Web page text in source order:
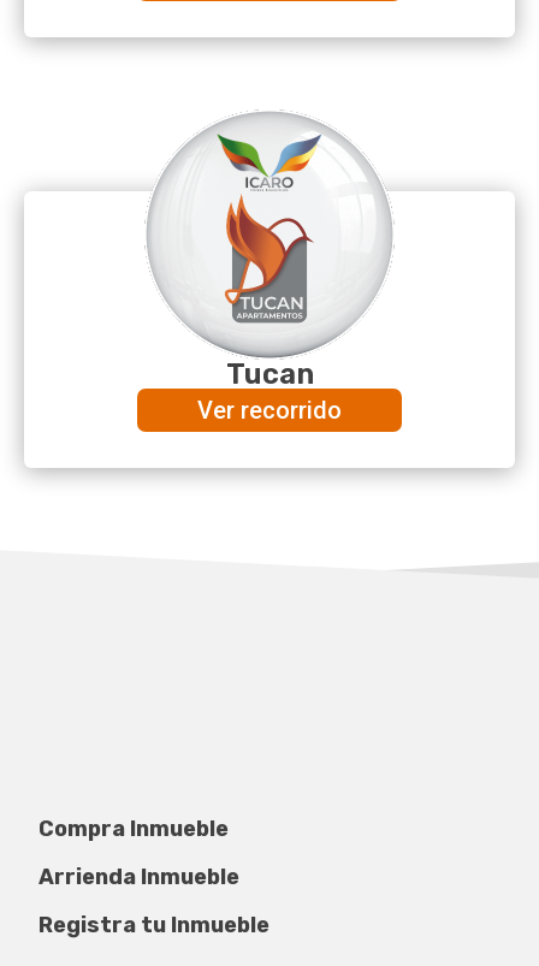
Tucan
Ver recorrido
Compra Inmueble
Arrienda Inmueble
Registra tu Inmueble